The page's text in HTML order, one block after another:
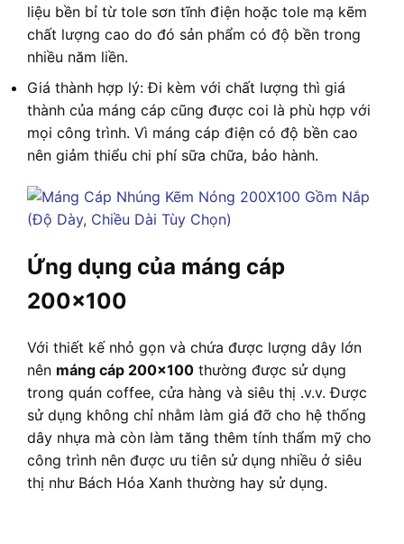
liệu bền bỉ từ tole sơn tĩnh điện hoặc tole mạ kẽm
chất lượng cao do đó sản phẩm có độ bền trong
nhiều năm liền.
Giá thành hợp lý: Đi kèm với chất lượng thì giá
thành của máng cáp cũng được coi là phù hợp với
mọi công trình. Vì máng cáp điện có độ bền cao
nên giảm thiểu chi phí sữa chữa, bảo hành.
Ứng dụng của máng cáp
200×100
Với thiết kế nhỏ gọn và chứa được lượng dây lớn
nên máng cáp 200×100 thường được sử dụng
trong quán coffee, cửa hàng và siêu thị .v.v. Được
sử dụng không chỉ nhằm làm giá đỡ cho hệ thống
dây nhựa mà còn làm tăng thêm tính thẩm mỹ cho
công trình nên được ưu tiên sử dụng nhiều ở siêu
thị như Bách Hóa Xanh thường hay sử dụng.